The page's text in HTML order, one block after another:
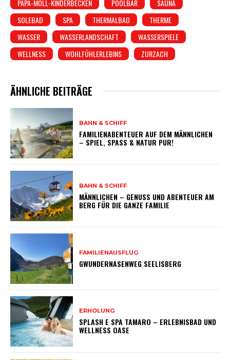
PAPA-MOLL-KINDERBECKEN
POOLBAR
SAUNA
SOLEBAD
SPA THERMALBAD
THERME
WASSER
WASSERLANDSCHAFT
WASSERSPIELE
WELLNESS
WOHLFÜHLERLEBINS ZURZACH
ÄHNLICHE BEITRÄGE
BAHN & SCHIFF
FAMILIENABENTEUER AUF DEM MÄNNLICHEN
– SPIEL, SPASS & NATUR PUR!
BAHN & SCHIFF
MÄNNLICHEN – GENUSS UND ABENTEUER AM
BERG FÜR DIE GANZE FAMILIE
FAMILIENAUSFLUG
GWUNDERNASENWEG SEELISBERG
ERHOLUNG
SPLASH E SPA TAMARO – ERLEBNISBAD UND
WELLNESS OASE